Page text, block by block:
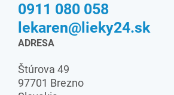
0911 080 058
lekaren@lieky24.sk
ADRESA
Štúrova 49
97701 Brezno